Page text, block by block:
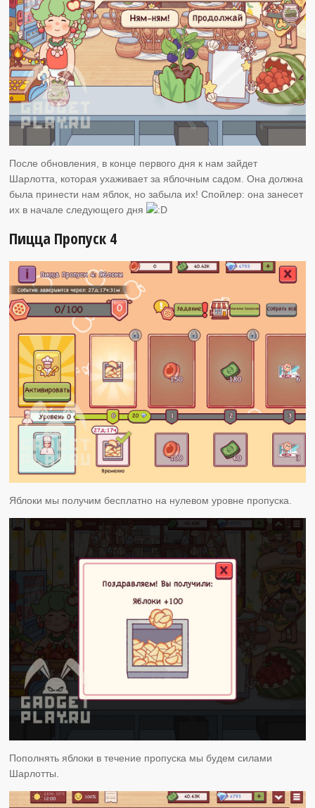
После обновления, в конце первого дня к нам зайдет
Шарлотта, которая ухаживает за яблочным садом. Она должна
была принести нам яблок, но забыла их! Спойлер: она занесет
их в начале следующего дня
Пицца Пропуск 4
Яблоки мы получим бесплатно на нулевом уровне пропуска.
Пополнять яблоки в течение пропуска мы будем силами
Шарлотты.